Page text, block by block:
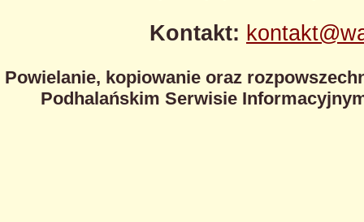
Kontakt:
Powielanie, kopiowanie oraz
Podhalańskim Serwisie